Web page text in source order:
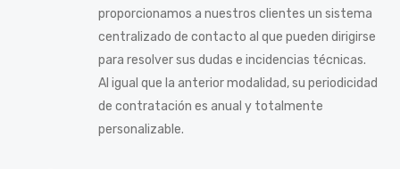
proporcionamos a nuestros clientes un sistema
centralizado de contacto al que pueden dirigirse
para resolver sus dudas e incidencias técnicas.
Al igual que la anterior modalidad, su periodicidad
de contratación es anual y totalmente
personalizable.